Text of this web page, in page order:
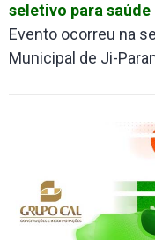
seletivo para saúde
Evento ocorreu na
Municipal de Ji-